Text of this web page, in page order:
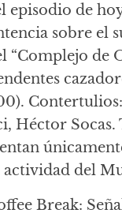
episodio de
sobre el
“Complejo de
Héctor
actividad del
Break: